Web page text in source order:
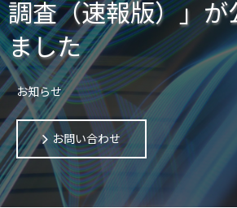
調査（速報版）」が
ました
お知らせ
お問い合わせ